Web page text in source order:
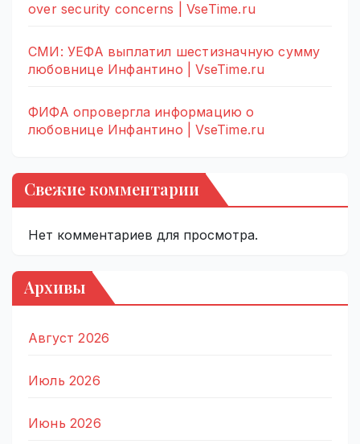
over security concerns | VseTime.ru
СМИ: УЕФА выплатил шестизначную сумму
любовнице Инфантино | VseTime.ru
ФИФА опровергла информацию о
любовнице Инфантино | VseTime.ru
Свежие комментарии
Нет комментариев для просмотра.
Архивы
Август 2026
Июль 2026
Июнь 2026